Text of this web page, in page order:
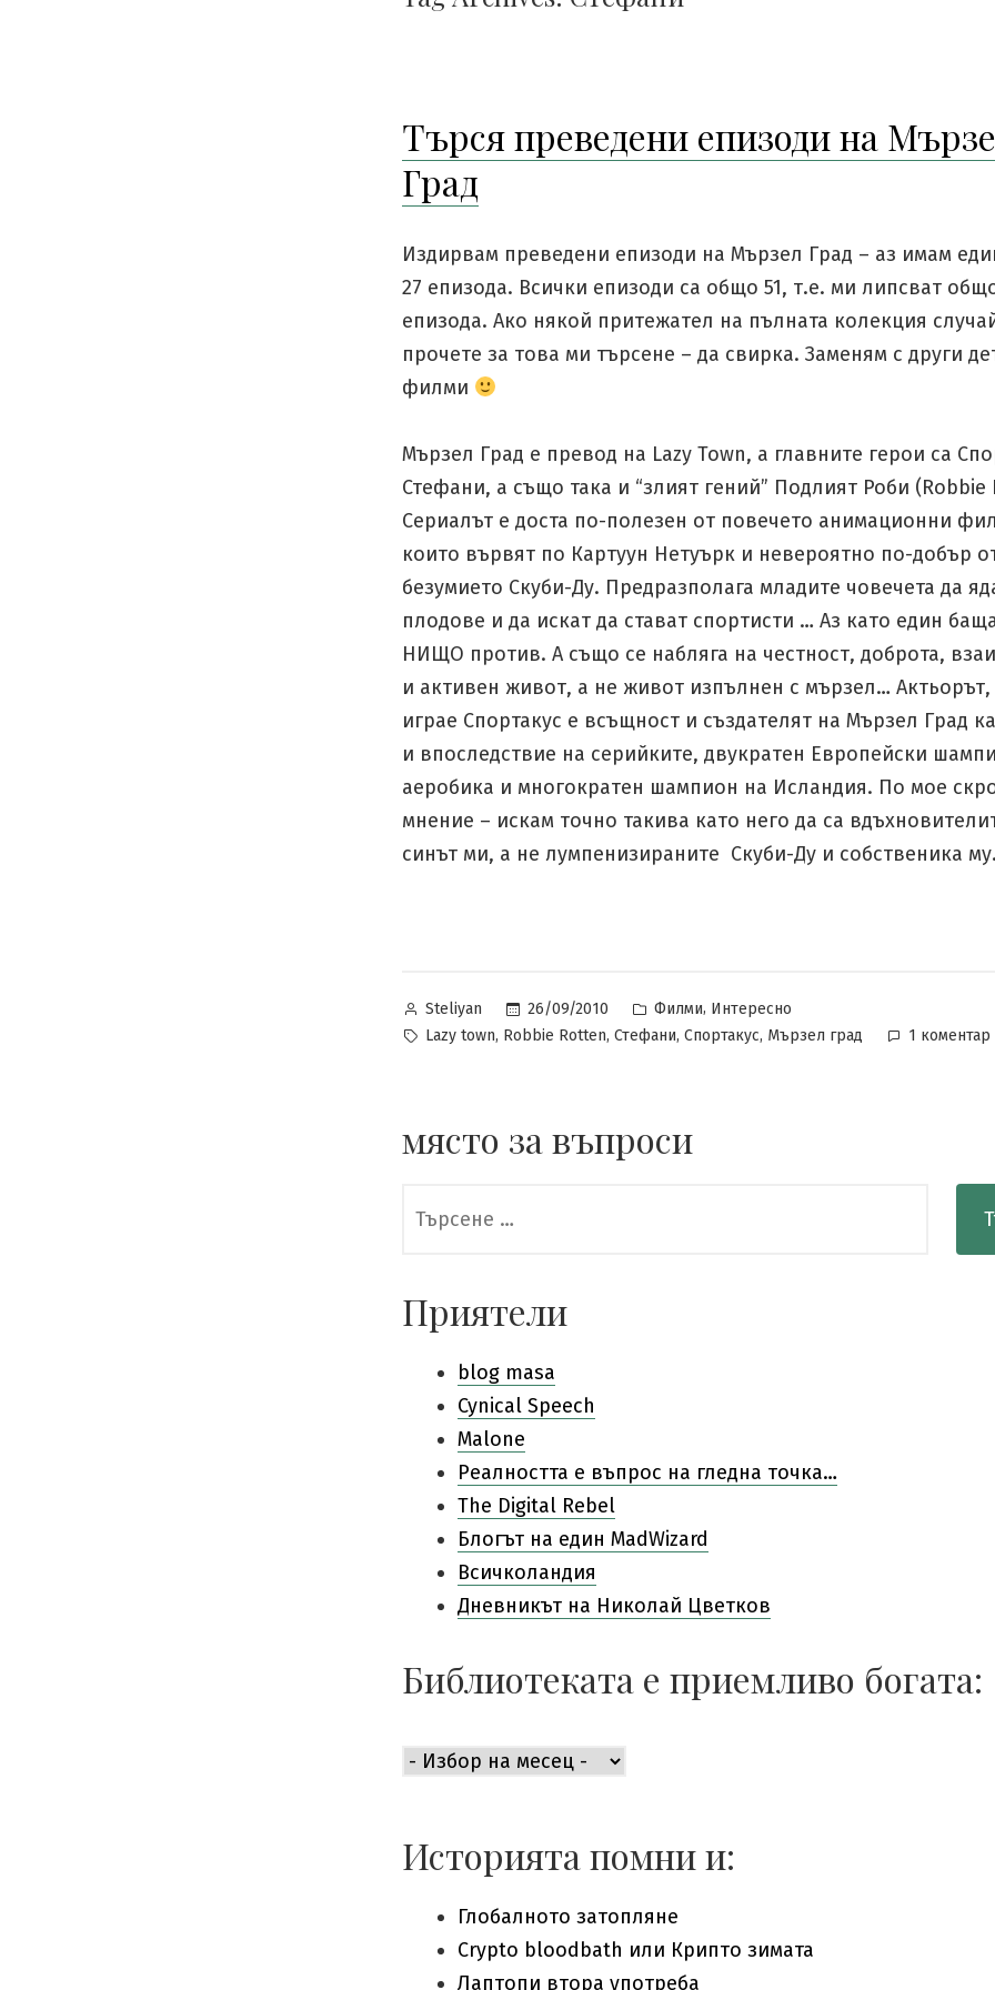
Търся преведени епизоди на
Град
Издирвам преведени епизоди на Мързел Град – аз имам
27 епизода. Всички епизоди са общо 51, т.е. ми липсват
епизода. Ако някой притежател на пълната колекция
прочете за това ми търсене – да свирка. Заменям с други
филми
Мързел Град е превод на Lazy Town, а главните герои са
Стефани, а също така и “злият гений” Подлият Роби (Robbie
Сериалът е доста по-полезен от повечето анимационни
които вървят по Картуун Нетуърк и невероятно по-добър
безумието Скуби-Ду. Предразполага младите човечета да
плодове и да искат да стават спортисти … Аз като един
НИЩО против. А също се набляга на честност, доброта,
и активен живот, а не живот изпълнен с мързел… Актьорът,
играе Спортакус е всъщност и създателят на Мързел Град
и впоследствие на серийките, двукратен Европейски
аеробика и многократен шампион на Исландия. По мое
мнение – искам точно такива като него да са
синът ми, а не лумпенизираните Скуби-Ду и собственика му.
Posted
by
Steliyan 26/09/2010
Posted
in
Филми, Интересно
Tags:
Lazy town, Robbie Rotten, Стефани, Спортакус, Мързел град 1 коментар
място за въпроси
за:
Приятели
blog masa
Cynical Speech
Malone
Pеалността е въпрос на гледна точка…
The Digital Rebel
Блогът на един MadWizard
Всичколандия
Дневникът на Николай Цветков
Библиотеката е приемливо богата:
е
богата:
Историята помни и:
Глобалното затопляне
Crypto bloodbath или Крипто зимата
Лаптопи втора употреба